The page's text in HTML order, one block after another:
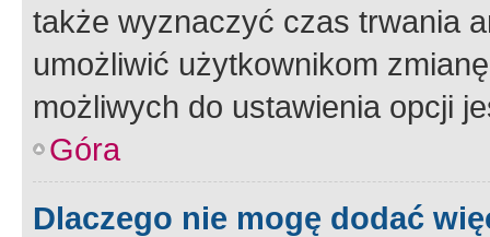
także wyznaczyć czas trwania
umożliwić użytkownikom
możliwych do ustawienia opcji
Góra
Dlaczego nie mogę dodać